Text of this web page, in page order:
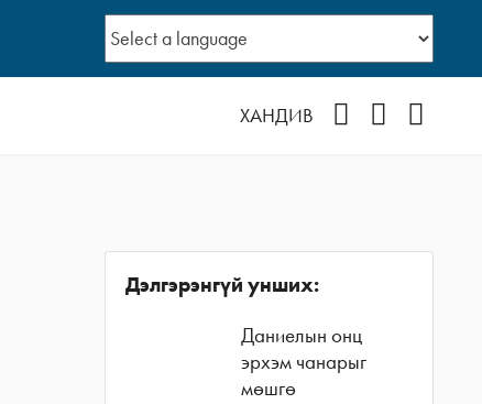
ХАНДИВ
Дэлгэрэнгүй унших:
Даниелын онц
эрхэм чанарыг
мөшгө